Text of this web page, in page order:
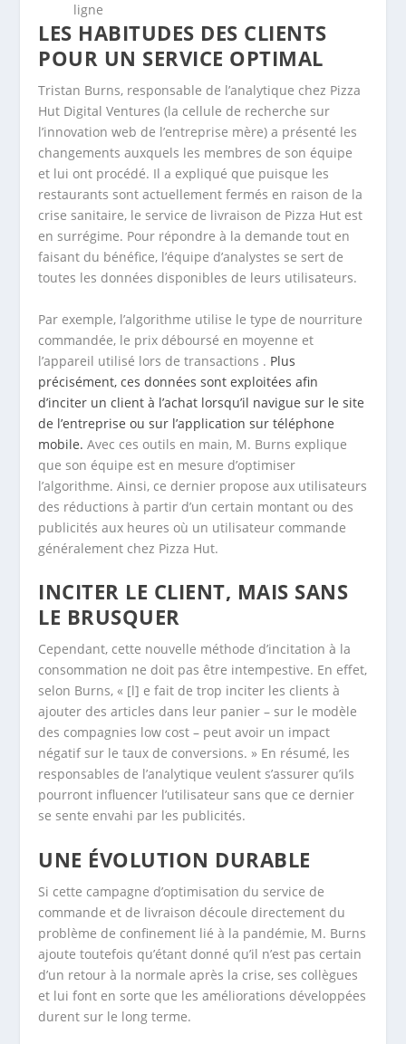
ligne
LES HABITUDES DES CLIENTS
POUR UN SERVICE OPTIMAL
Tristan Burns, responsable de l’analytique chez Pizza
Hut Digital Ventures (la cellule de recherche sur
l’innovation web de l’entreprise mère) a présenté les
changements auxquels les membres de son équipe
et lui ont procédé. Il a expliqué que puisque les
restaurants sont actuellement fermés en raison de la
crise sanitaire, le service de livraison de Pizza Hut est
en surrégime. Pour répondre à la demande tout en
faisant du bénéfice, l’équipe d’analystes se sert de
toutes les données disponibles de leurs utilisateurs.
Par exemple, l’algorithme utilise le type de nourriture
commandée, le prix déboursé en moyenne et
l’appareil utilisé lors de transactions . Plus
précisément, ces données sont exploitées afin
d’inciter un client à l’achat lorsqu’il navigue sur le site
de l’entreprise ou sur l’application sur téléphone
mobile. Avec ces outils en main, M. Burns explique
que son équipe est en mesure d’optimiser
l’algorithme. Ainsi, ce dernier propose aux utilisateurs
des réductions à partir d’un certain montant ou des
publicités aux heures où un utilisateur commande
généralement chez Pizza Hut.
INCITER LE CLIENT, MAIS SANS
LE BRUSQUER
Cependant, cette nouvelle méthode d’incitation à la
consommation ne doit pas être intempestive. En effet,
selon Burns, « [l] e fait de trop inciter les clients à
ajouter des articles dans leur panier – sur le modèle
des compagnies low cost – peut avoir un impact
négatif sur le taux de conversions. » En résumé, les
responsables de l’analytique veulent s’assurer qu’ils
pourront influencer l’utilisateur sans que ce dernier
se sente envahi par les publicités.
UNE ÉVOLUTION DURABLE
Si cette campagne d’optimisation du service de
commande et de livraison découle directement du
problème de confinement lié à la pandémie, M. Burns
ajoute toutefois qu’étant donné qu’il n’est pas certain
d’un retour à la normale après la crise, ses collègues
et lui font en sorte que les améliorations développées
durent sur le long terme.